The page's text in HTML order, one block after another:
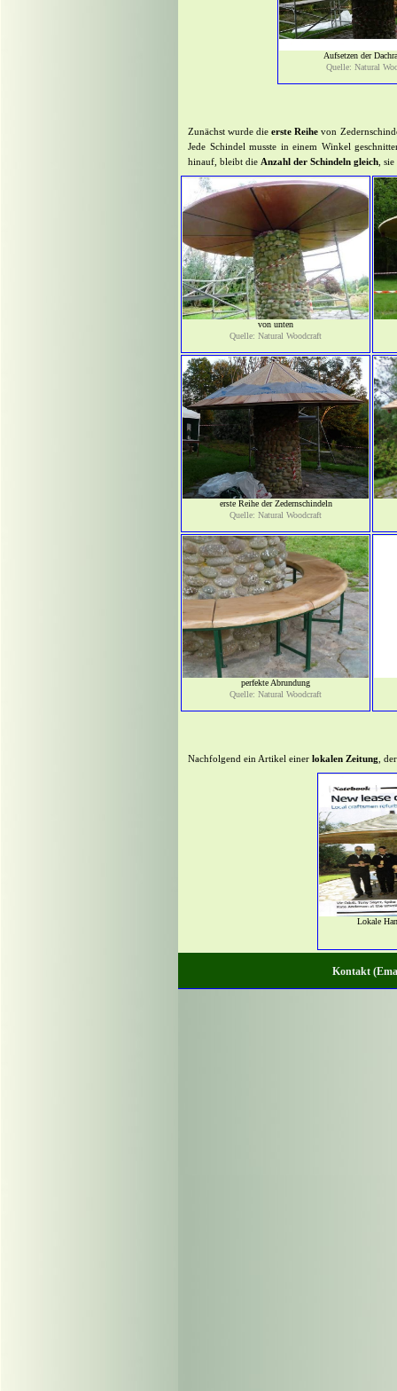
Aufsetzen der
Quelle: Natural
Zunächst wurde dieerste Reihe von
Jede Schindel musste in einem Winkel
hinauf, bleibt die Anzahl der Schindeln gleich ,
von unten
Quelle: Natural Woodcraft
erste Reihe der Zedernschindeln
Quelle: Natural Woodcraft
perfekte Abrundung
Quelle: Natural Woodcraft
Nachfolgend ein Artikel einer lokalen Zeitung ,
Lokale
Kontakt